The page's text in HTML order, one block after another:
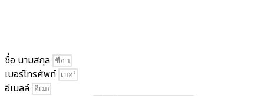
ชื่อ นามสกุล
เบอร์โทรศัพท์
อีเมลล์